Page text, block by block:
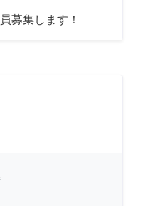
募集します！